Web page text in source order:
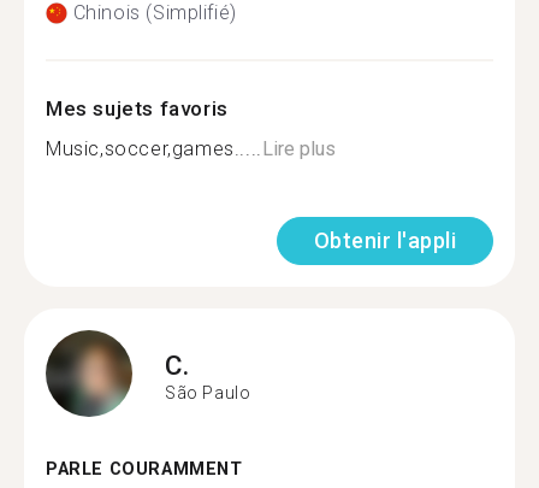
Chinois (Simplifié)
Mes sujets favoris
Music,soccer,games.....Lire plus
Obtenir l'appli
C.
São Paulo
PARLE COURAMMENT